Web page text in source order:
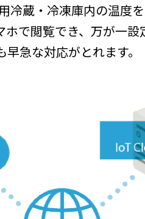
蔵・冷凍庫内の温度
で閲覧でき、万が一
急な対応がとれます。